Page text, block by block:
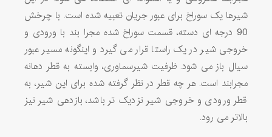
شیرها یک سوراخ برای عبور جریان تعبیه شده است. با چرخش
90 درجه ای دسته، قسمت سوراخ شده مجرا بند با ورودی و
خروجی شیر در یک راستا قرار می گیرد و اینگونه مسیر عبور
سیال باز می شود. ظرفیت شیرسماوری، وابسته به قطر دهانه
مجرابند است. هر چه قطر در نظر گرفته شده برای این شیر، به
قطر ورودی و خروجی شیر نزدیک تر باشد، بازدهی شیر نیز
بالاتر می رود.